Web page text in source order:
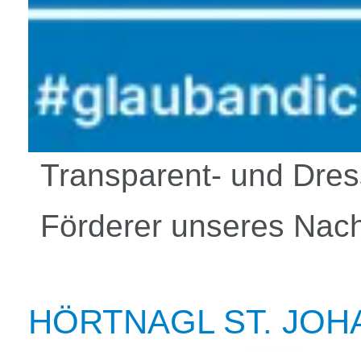
Transparent- und
Förderer unseres
HÖRTNAGL ST.